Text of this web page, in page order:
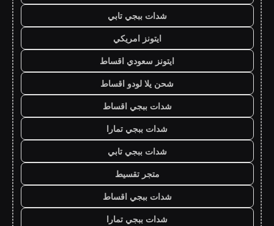
شدات ببجي تابي
ايتونز امريكي
ايتونز سعودي اقساط
شحن يلا لودو اقساط
شدات ببجي اقساط
شدات ببجي تمارا
شدات ببجي تابي
متجر تقسيط
شدات ببجي اقساط
شدات ببجي تمارا